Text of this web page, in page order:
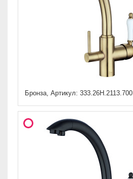
Бронза, Артикул: 333.26H.2113.700